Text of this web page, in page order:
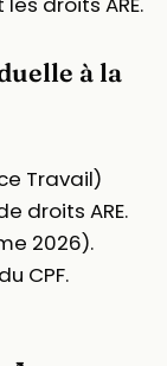
à la
Travail)
droits ARE.
2026).
CPF.